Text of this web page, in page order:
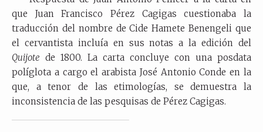
que Juan Francisco Pérez Cagigas cuestionaba la
traducción del nombre de Cide Hamete Benengeli que
el cervantista incluía en sus notas a la edición del
Quijote de 1800. La carta concluye con una posdata
políglota a cargo el arabista José Antonio Conde en la
que, a tenor de las etimologías, se demuestra la
inconsistencia de las pesquisas de Pérez Cagigas.